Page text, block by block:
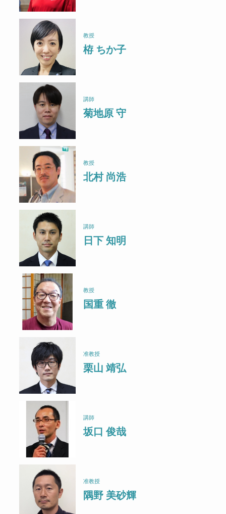
栫 ちか子
教授
菊地原 守
講師
北村 尚浩
教授
日下 知明
講師
国重 徹
教授
栗山 靖弘
准教授
坂口 俊哉
講師
隅野 美砂輝
准教授